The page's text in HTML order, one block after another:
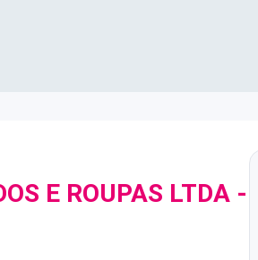
E ROUPAS LTDA -